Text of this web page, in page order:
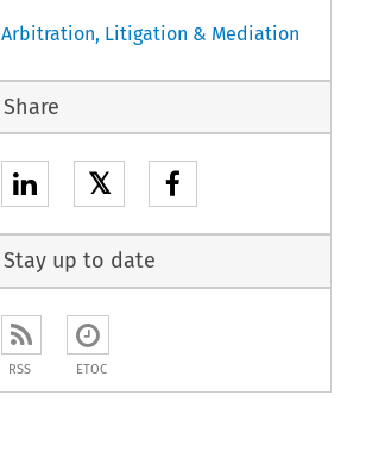
Arbitration, Litigation & Mediation
Share
𝕏
Stay up to date
RSS ETOC